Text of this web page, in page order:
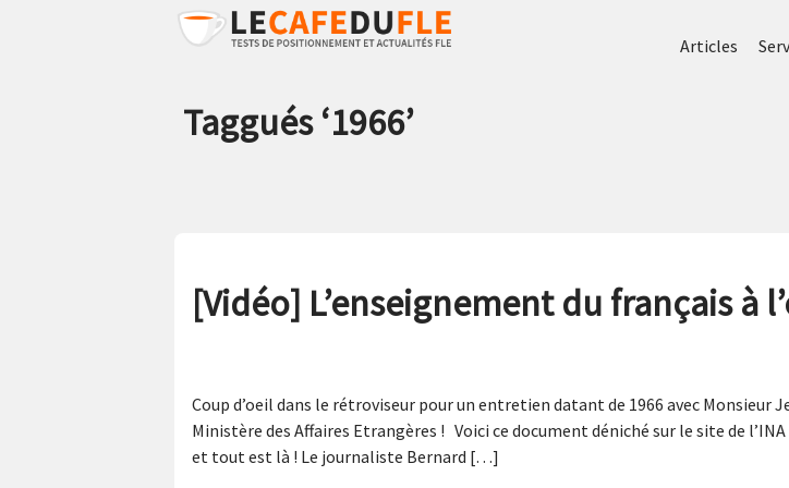
Articles
Taggués ‘1966’
[Vidéo] L’enseignement du français à
Coup d’oeil dans le rétroviseur pour un entretien datant de 1966 avec
Ministère des Affaires Etrangères ! Voici ce document déniché sur le site de
et tout est là ! Le journaliste Bernard […]